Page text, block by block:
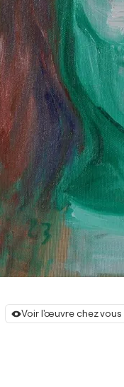
Voir l'œuvre chez vous